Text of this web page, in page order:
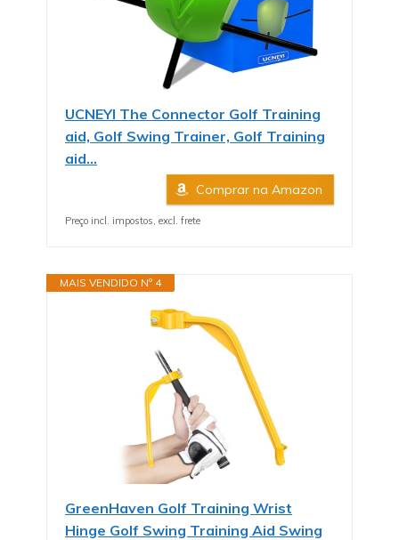
UCNEYI The Connector Golf Training
aid, Golf Swing Trainer, Golf Training
aid...
Comprar na Amazon
Preço incl. impostos, excl. frete
MAIS VENDIDO Nº 4
GreenHaven Golf Training Wrist
Hinge Golf Swing Training Aid Swing